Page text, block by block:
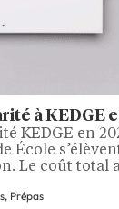
à KEDGE
KEDGE en
École
Le coût total
ou bac+4
Prépas